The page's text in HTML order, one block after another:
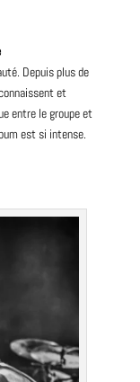
Depuis plus de
et
entre le groupe et
est si intense.